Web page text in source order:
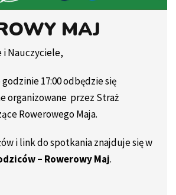
MAJ
i Nauczyciele,
godzinie 17:00 odbędzie się
organizowane przez Straż
Rowerowego Maja.
i link do spotkania znajduje się w
– Rowerowy Maj.